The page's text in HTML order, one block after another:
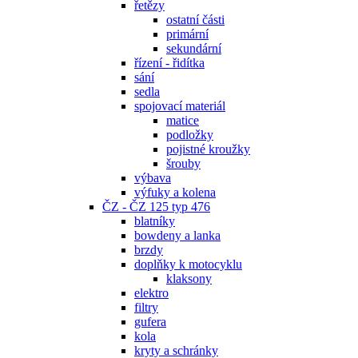
řetězy
ostatní části
primární
sekundární
řízení - řidítka
sání
sedla
spojovací materiál
matice
podložky
pojistné kroužky
šrouby
výbava
výfuky a kolena
ČZ - ČZ 125 typ 476
blatníky
bowdeny a lanka
brzdy
doplňky k motocyklu
klaksony
elektro
filtry
gufera
kola
kryty a schránky